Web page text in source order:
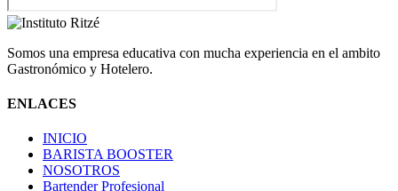
Somos una empresa educativa con mucha experiencia en el ambito
Gastronómico y Hotelero.
ENLACES
INICIO
BARISTA BOOSTER
NOSOTROS
Bartender Profesional